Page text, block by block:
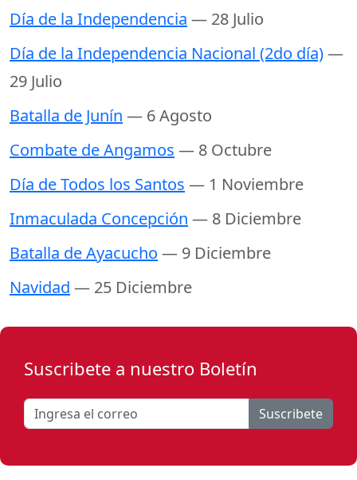
Día de la Independencia — 28 Julio
Día de la Independencia Nacional (2do día)—
29 Julio
Batalla de Junín — 6 Agosto
Combate de Angamos — 8 Octubre
Día de Todos los Santos — 1 Noviembre
Inmaculada Concepción — 8 Diciembre
Batalla de Ayacucho — 9 Diciembre
Navidad — 25 Diciembre
Suscribete a nuestro Boletín
Suscribete